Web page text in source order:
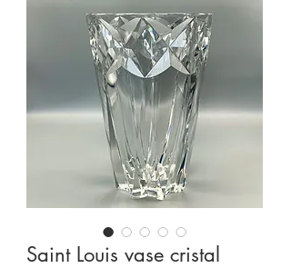
Saint Louis vase cristal